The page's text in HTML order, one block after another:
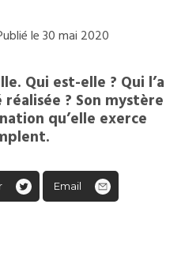
le 30 mai 2020
Qui est-elle ? Qui l’a
? Son mystère
qu’elle exerce
Email